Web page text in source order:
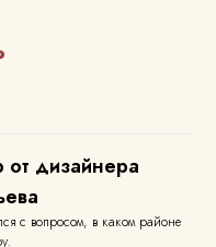
дизайнера
с вопросом, в каком районе